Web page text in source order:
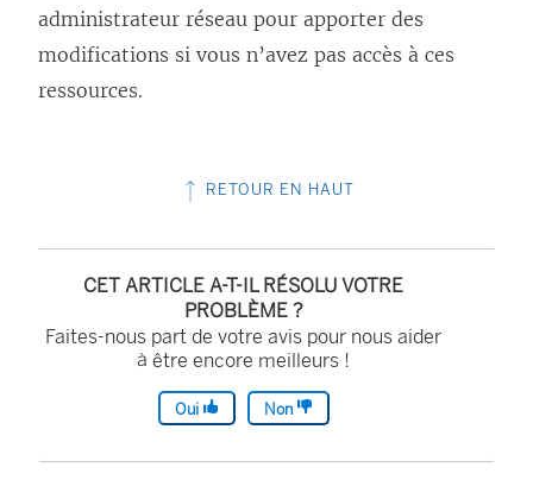
d
a
n
u
administrateur réseau pour apporter des
modifications si vous n’avez pas accès à ces
ressources.
RETOUR EN HAUT
CET ARTICLE A-T-IL RÉSOLU VOTRE
PROBLÈME ?
Faites-nous part de votre avis pour nous aider
à être encore meilleurs !
Oui Non